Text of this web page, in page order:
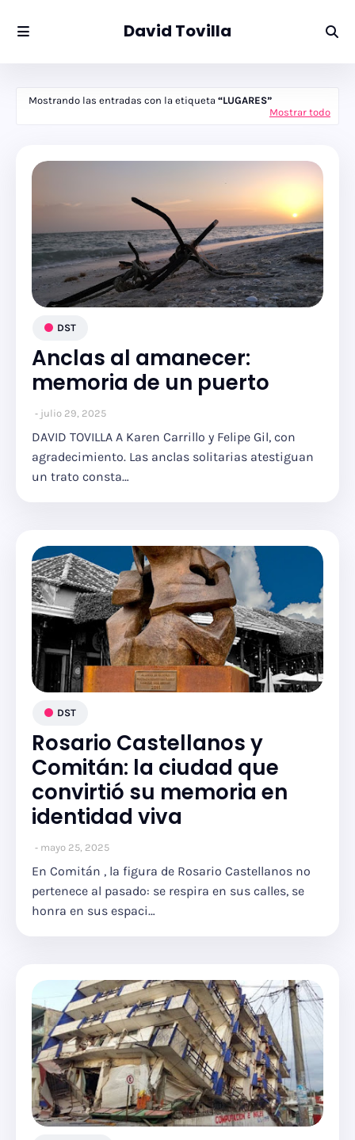
David Tovilla
Mostrando las entradas con la etiqueta
LUGARES
Mostrar todo
DST
Anclas al amanecer:
memoria de un puerto
julio 29, 2025
DAVID TOVILLA A Karen Carrillo y Felipe Gil, con
agradecimiento. Las anclas solitarias atestiguan
un trato consta…
DST
Rosario Castellanos y
Comitán: la ciudad que
convirtió su memoria en
identidad viva
mayo 25, 2025
En Comitán , la figura de Rosario Castellanos no
pertenece al pasado: se respira en sus calles, se
honra en sus espaci…